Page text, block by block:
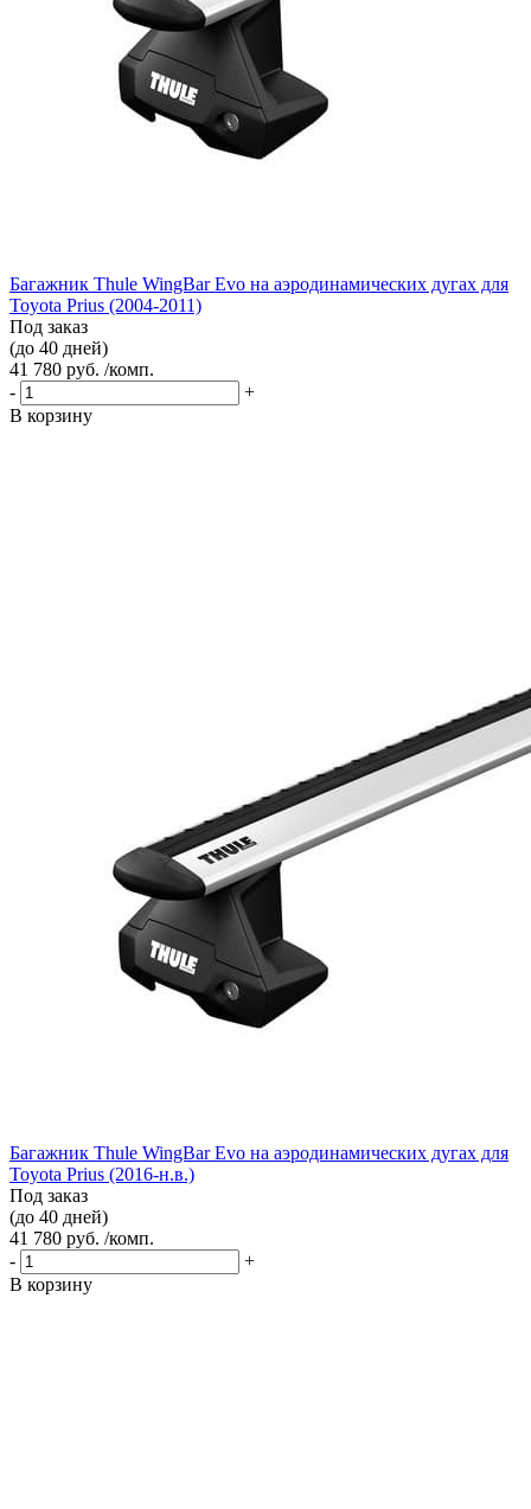
Багажник Thule WingBar Evo на аэродинамических дугах для
Toyota Prius (2004-2011)
Под заказ
(до 40 дней)
41 780 руб. /комп.
-
+
В корзину
Багажник Thule WingBar Evo на аэродинамических дугах для
Toyota Prius (2016-н.в.)
Под заказ
(до 40 дней)
41 780 руб. /комп.
-
+
В корзину